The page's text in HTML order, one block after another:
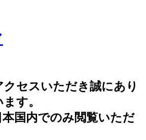
クセスいただき誠にあり
す。
国内でのみ閲覧いただ